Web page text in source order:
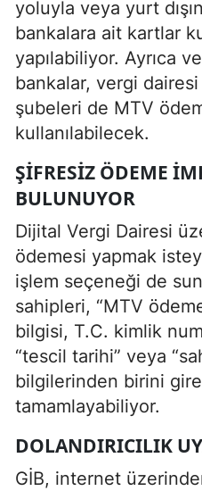
yoluyla veya yurt
bankalara ait kartlar
yapılabiliyor. Ayrıca
bankalar, vergi
şubeleri de MTV
kullanılabilecek.
ŞIFRESIZ ÖDEME
BULUNUYOR
Dijital Vergi Dairesi
ödemesi yapmak
işlem seçeneği de
sahipleri, “MTV
bilgisi, T.C. kimlik
“tescil tarihi” veya
bilgilerinden birini
tamamlayabiliyor.
DOLANDIRICILIK
GİB, internet